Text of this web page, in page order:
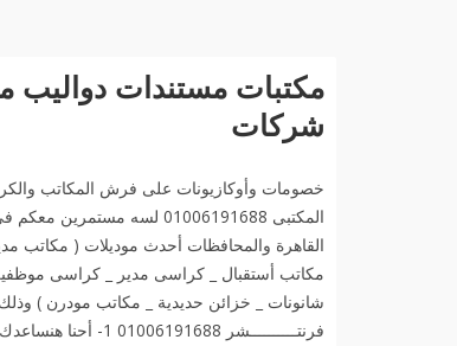
مكتبات مستندات دواليب
شركات
خصومات وأوكازيونات على فرش المكاتب
المكتبى 01006191688
القاهرة والمحافظات أحدث موديلات ( مكاتب
مكاتب أستقبال _ كراسى مدير _ كراسى
شانونات _ خزائن حديدية _ مكاتب مودرن ) وذلك